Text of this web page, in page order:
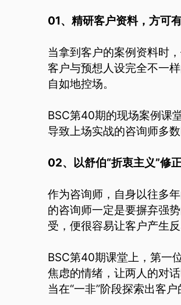
01、精研客户资料，方可
当拿到客户的案例资料时
客户与预想人设完全不一
自如地控场。
BSC第40期的现场案例课
导致上场实战的咨询师多
02、以舒伯“折衷主义”修
作为咨询师，自身以往多
的咨询师一定是要摒弃强
受，便很容易让客户产生反
BSC第40期课堂上，第一
焦虑的情绪，让两人的对
当在“一非”阶段探索出客